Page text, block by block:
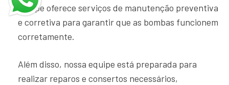
equipe oferece serviços de manutenção preventiva
e corretiva para garantir que as bombas funcionem
corretamente.
Além disso, nossa equipe está preparada para
realizar reparos e consertos necessários,